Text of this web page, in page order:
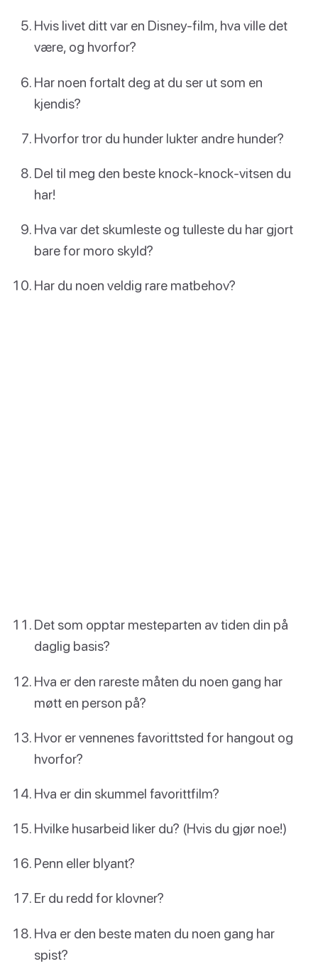
Hvis livet ditt var en Disney-film, hva ville det
være, og hvorfor?
Har noen fortalt deg at du ser ut som en
kjendis?
Hvorfor tror du hunder lukter andre hunder?
Del til meg den beste knock-knock-vitsen du
har!
Hva var det skumleste og tulleste du har gjort
bare for moro skyld?
Har du noen veldig rare matbehov?
Det som opptar mesteparten av tiden din på
daglig basis?
Hva er den rareste måten du noen gang har
møtt en person på?
Hvor er vennenes favorittsted for hangout og
hvorfor?
Hva er din skummel favorittfilm?
Hvilke husarbeid liker du? (Hvis du gjør noe!)
Penn eller blyant?
Er du redd for klovner?
Hva er den beste maten du noen gang har
spist?